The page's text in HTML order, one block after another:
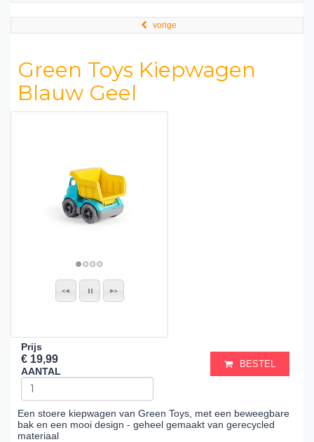
vorige
Green Toys Kiepwagen
Blauw Geel
Prijs
€ 19,99
AANTAL
BESTEL
Een stoere kiepwagen van Green Toys, met een beweegbare
bak en een mooi design - geheel gemaakt van gerecycled
materiaal